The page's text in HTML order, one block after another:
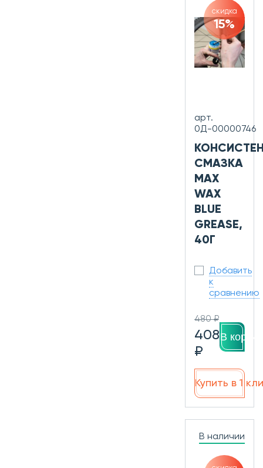
скидка
15%
арт.
0Д-00000746
СМАЗКА
MAX
WAX
BLUE
GREASE,
40Г
Добавить
к
сравнению
480 ₽
408
₽
В
Купить в 1
В наличии